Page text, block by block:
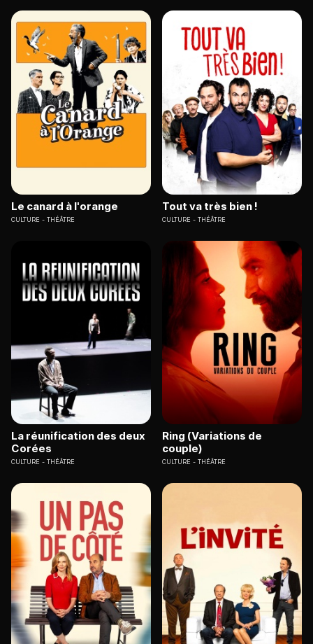
Le canard à l'orange
CULTURE THÉÂTRE
Tout va très bien !
CULTURE THÉÂTRE
La réunification des deux
Corées
CULTURE THÉÂTRE
Ring (Variations de
couple)
CULTURE THÉÂTRE